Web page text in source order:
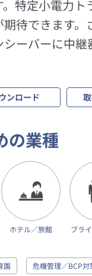
。特定小電力ト
期待できます
シーバーに中
ンロード
の業種
ホテル／旅館
ブラ
園 危機管理／BCP対